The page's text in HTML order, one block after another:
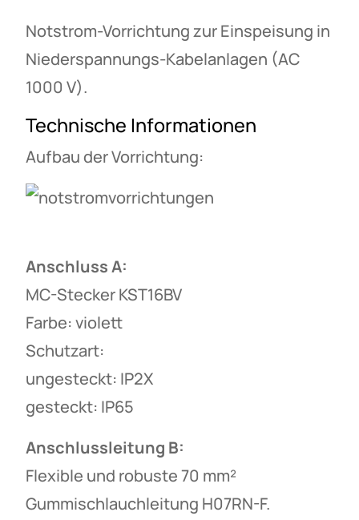
Notstrom-Vorrichtung zur Einspeisung in
Niederspannungs-Kabelanlagen (AC
1000 V).
Technische Informationen
Aufbau der Vorrichtung:
Anschluss A:
MC-Stecker KST16BV
Farbe: violett
Schutzart:
ungesteckt: IP2X
gesteckt: IP65
Anschlussleitung B:
Flexible und robuste 70 mm²
Gummischlauchleitung H07RN-F.